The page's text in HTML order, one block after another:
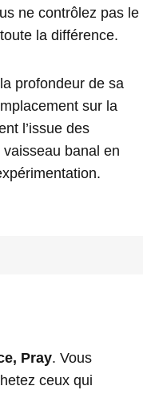
ne contrôlez pas le
la différence.
profondeur de sa
sur la
l’issue des
banal en
Pray. Vous
ceux qui